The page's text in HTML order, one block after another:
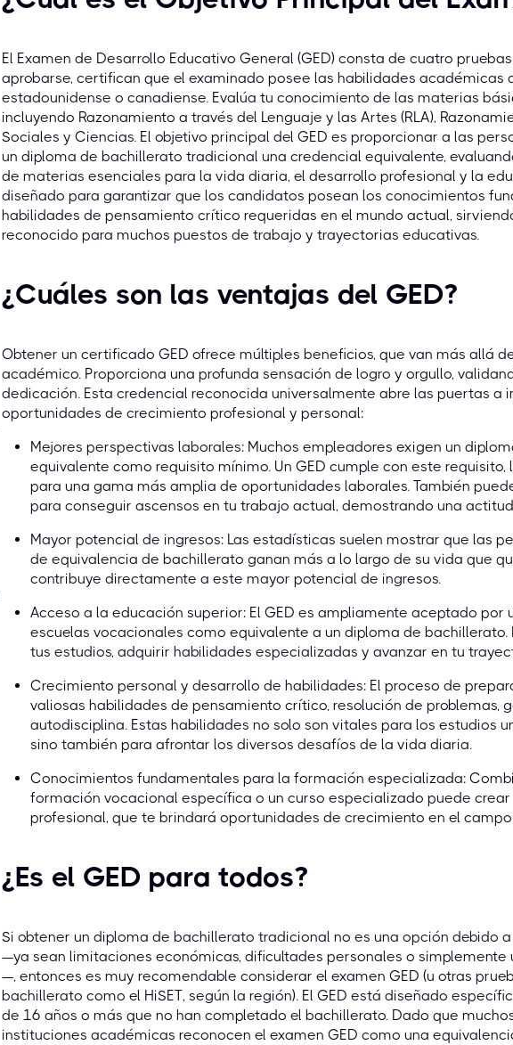
El Examen de Desarrollo Educativo General (GED) consta de cuatro
aprobarse, certifican que el examinado posee las habilidades académicas
estadounidense o canadiense. Evalúa tu conocimiento de las materias
incluyendo Razonamiento a través del Lenguaje y las Artes (RLA),
Sociales y Ciencias. El objetivo principal del GED es proporcionar a las
un diploma de bachillerato tradicional una credencial equivalente,
de materias esenciales para la vida diaria, el desarrollo profesional y la
diseñado para garantizar que los candidatos posean los conocimientos
habilidades de pensamiento crítico requeridas en el mundo actual,
reconocido para muchos puestos de trabajo y trayectorias educativas.
¿Cuáles son las ventajas del GED?
Obtener un certificado GED ofrece múltiples beneficios, que van más allá
académico. Proporciona una profunda sensación de logro y orgullo,
dedicación. Esta credencial reconocida universalmente abre las puertas a
oportunidades de crecimiento profesional y personal:
Mejores perspectivas laborales: Muchos empleadores exigen un
equivalente como requisito mínimo. Un GED cumple con este
para una gama más amplia de oportunidades laborales. También
para conseguir ascensos en tu trabajo actual, demostrando una
Mayor potencial de ingresos: Las estadísticas suelen mostrar que las
de equivalencia de bachillerato ganan más a lo largo de su vida que
contribuye directamente a este mayor potencial de ingresos.
Acceso a la educación superior: El GED es ampliamente aceptado por
escuelas vocacionales como equivalente a un diploma de
tus estudios, adquirir habilidades especializadas y avanzar en tu
Crecimiento personal y desarrollo de habilidades: El proceso de
valiosas habilidades de pensamiento crítico, resolución de problemas,
autodisciplina. Estas habilidades no solo son vitales para los estudios
sino también para afrontar los diversos desafíos de la vida diaria.
Conocimientos fundamentales para la formación especializada:
formación vocacional específica o un curso especializado puede crear
profesional, que te brindará oportunidades de crecimiento en el campo
¿Es el GED para todos?
Si obtener un diploma de bachillerato tradicional no es una opción debido
—ya sean limitaciones económicas, dificultades personales o
—, entonces es muy recomendable considerar el examen GED (u otras
bachillerato como el HiSET, según la región). El GED está diseñado
de 16 años o más que no han completado el bachillerato. Dado que
instituciones académicas reconocen el examen GED como una